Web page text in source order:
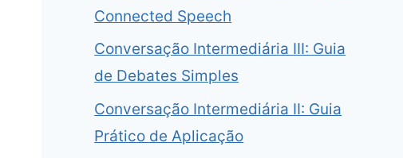
Connected Speech
Conversação Intermediária III: Guia
de Debates Simples
Conversação Intermediária II: Guia
Prático de Aplicação